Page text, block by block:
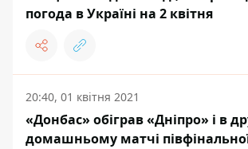
погода в Україні на 2 квітня
20:40, 01 квітня 2021
«Донбас» обіграв «Дніпро» і в
домашньому матчі півфінальної